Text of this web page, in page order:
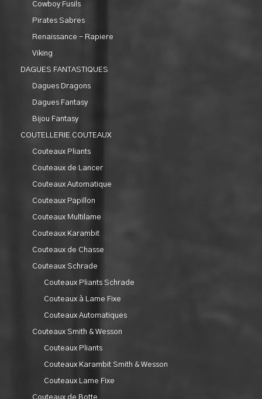
Cowboy Fusils
Pirates Sabres
Renaissance - Rapiere
Viking
DAGUES FANTASTIQUES
Dagues Dragons
Dagues Fantasy
Bijou Fantasy
COUTELLERIE COUTEAUX
Couteaux Pliants
Couteaux de Lancer
Couteaux Automatique
Couteaux Papillon
Couteaux Multilame
Couteaux Karambit
Couteaux de Chasse
Couteaux Schrade
Couteaux Pliants Schrade
Couteaux à Lame Fixe
Couteaux Automatiques
Couteaux Smith & Wesson
Couteaux Pliants
Couteaux Karambit Smith & Wesson
Couteaux Lame Fixe